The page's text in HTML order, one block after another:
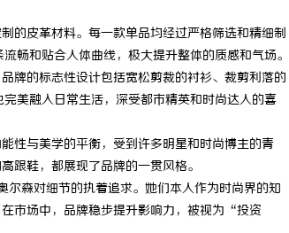
的皮革材料。每一款单品均经过严格筛选和精细制
畅和贴合人体曲线，极大提升整体的质感和气场。
牌的标志性设计包括宽松剪裁的衬衫、裁剪利落的
美融入日常生活，深受都市精英和时尚达人的喜
性与美学的平衡，受到许多明星和时尚博主的青
鞋，都展现了品牌的一贯风格。
森对细节的执着追求。她们本人作为时尚界的知
市场中，品牌稳步提升影响力，被视为“投资